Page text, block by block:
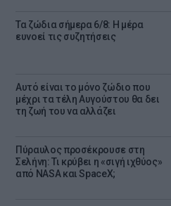
Τα ζώδια σήμερα 6/8: Η μέρα
ευνοεί τις συζητήσεις
Αυτό είναι το μόνο ζώδιο που
μέχρι τα τέλη Αυγούστου θα δει
τη ζωή του να αλλάζει
Πύραυλος προσέκρουσε στη
Σελήνη: Τι κρύβει η «σιγή ιχθύος»
από NASA και SpaceX;